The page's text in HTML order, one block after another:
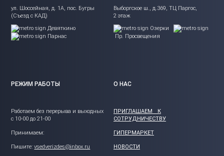
ул. Шоссейная, д. 1А, пос. Бугры
(Съезд с КАД)
Девяткино
Парнас
Выборгское ш., д.369, ТЦ Паргос,
2 этаж
Озерки
Пр. Просвещения
РЕЖИМ РАБОТЫ
Работаем без перерыва и выходных
с 10-00 до 21-00
Принимаем:
Пишите:vsedverizdes@inbox.ru
О НАС
ПРИГЛАШАЕМ К
СОТРУДНИЧЕСТВУ
ГИПЕРМАРКЕТ
НОВОСТИ